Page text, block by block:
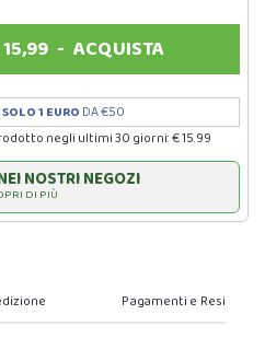
15,99- ACQUISTA
1 EURO DA €50
negli ultimi 30 giorni: € 15.99
NOSTRI NEGOZI
DI PIÙ
Pagamenti e Resi